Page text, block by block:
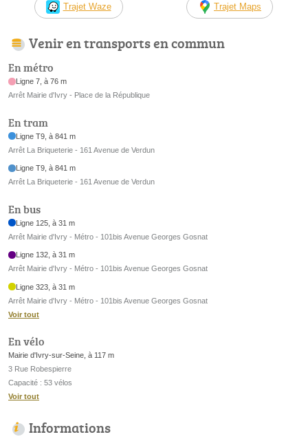
Trajet Waze Trajet Maps
Venir en transports en commun
En métro
Ligne 7, à 76 m
Arrêt Mairie d'Ivry - Place de la République
En tram
Ligne T9, à 841 m
Arrêt La Briqueterie - 161 Avenue de Verdun
Ligne T9, à 841 m
Arrêt La Briqueterie - 161 Avenue de Verdun
En bus
Ligne 125, à 31 m
Arrêt Mairie d'Ivry - Métro - 101bis Avenue Georges Gosnat
Ligne 132, à 31 m
Arrêt Mairie d'Ivry - Métro - 101bis Avenue Georges Gosnat
Ligne 323, à 31 m
Arrêt Mairie d'Ivry - Métro - 101bis Avenue Georges Gosnat
Voir tout
En vélo
Mairie d'Ivry-sur-Seine, à 117 m
3 Rue Robespierre
Capacité : 53 vélos
Voir tout
Informations